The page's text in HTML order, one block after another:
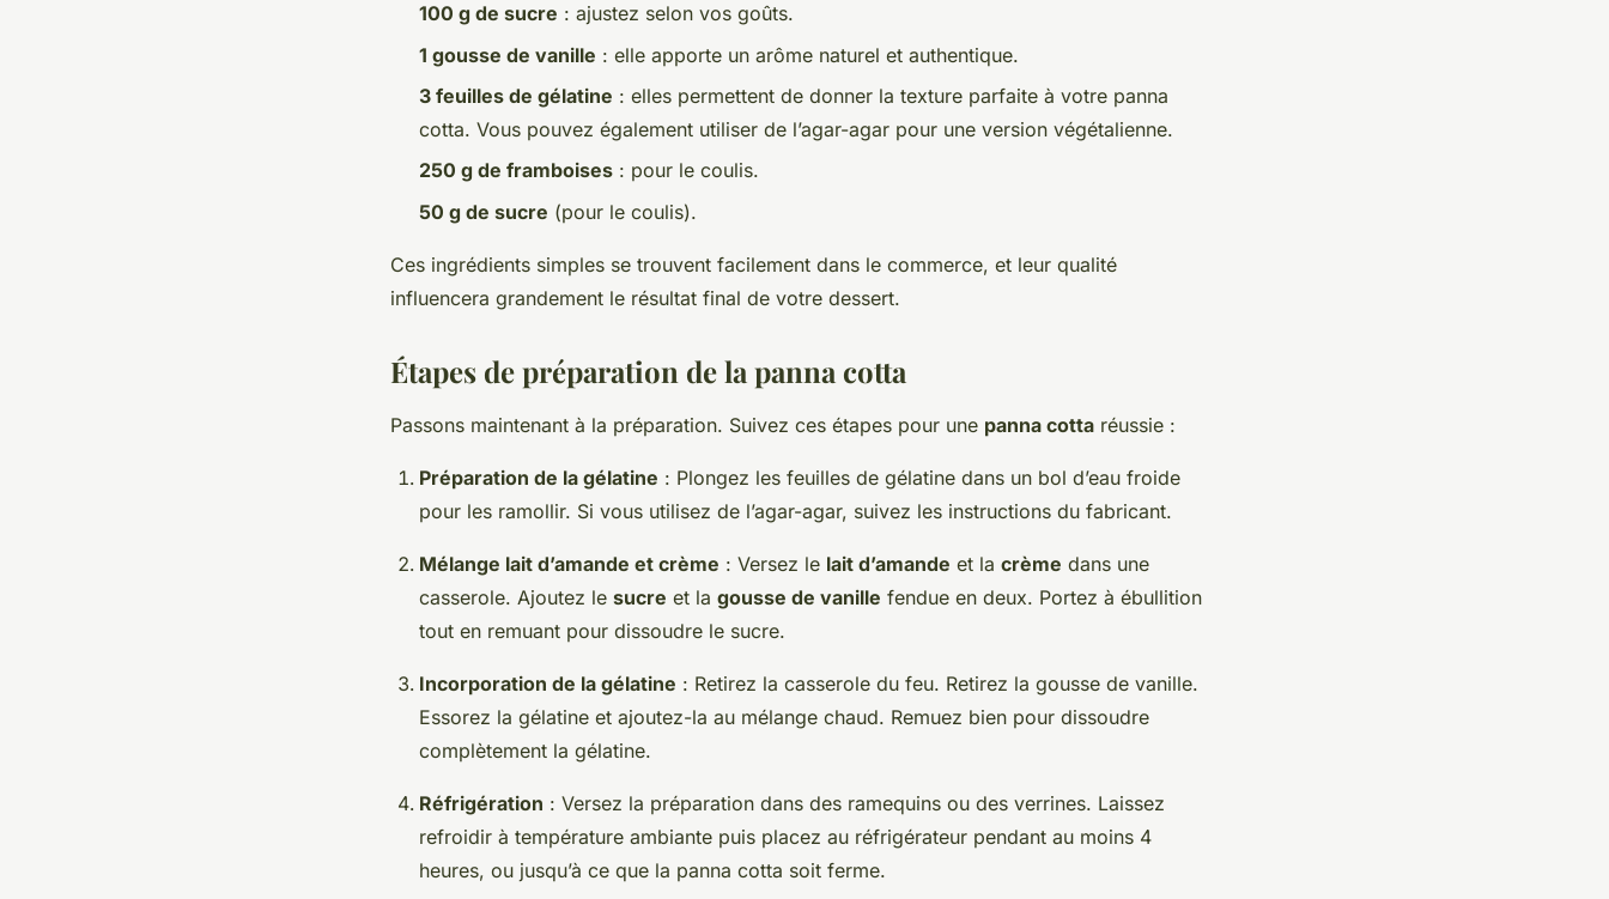
100 g de sucre : ajustez selon vos goûts.
1 gousse de vanille : elle apporte un arôme naturel et authentique.
3 feuilles de gélatine : elles permettent de donner la texture parfaite à votre panna
cotta. Vous pouvez également utiliser de l’agar-agar pour une version végétalienne.
250 g de framboises : pour le coulis.
50 g de sucre (pour le coulis).
Ces ingrédients simples se trouvent facilement dans le commerce, et leur qualité
influencera grandement le résultat final de votre dessert.
Étapes de préparation de la panna cotta
Passons maintenant à la préparation. Suivez ces étapes pour une panna cotta réussie :
Préparation de la gélatine : Plongez les feuilles de gélatine dans un bol d’eau froide
pour les ramollir. Si vous utilisez de l’agar-agar, suivez les instructions du fabricant.
Mélange lait d’amande et crème : Versez le lait d’amande et la crème dans une
casserole. Ajoutez le sucre et la gousse de vanille fendue en deux. Portez à ébullition
tout en remuant pour dissoudre le sucre.
Incorporation de la gélatine : Retirez la casserole du feu. Retirez la gousse de vanille.
Essorez la gélatine et ajoutez-la au mélange chaud. Remuez bien pour dissoudre
complètement la gélatine.
Réfrigération : Versez la préparation dans des ramequins ou des verrines. Laissez
refroidir à température ambiante puis placez au réfrigérateur pendant au moins 4
heures, ou jusqu’à ce que la panna cotta soit ferme.